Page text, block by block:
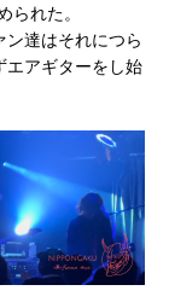
れた。
達はそれにつら
エアギターをし始